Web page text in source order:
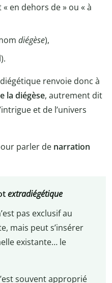
en dehors de » ou « à
diégèse),
renvoie donc à
la diégèse, autrement dit
et de l’univers
parler de narration
extradiégétique
pas exclusif au
mais peut s’insérer
existante… le
souvent approprié